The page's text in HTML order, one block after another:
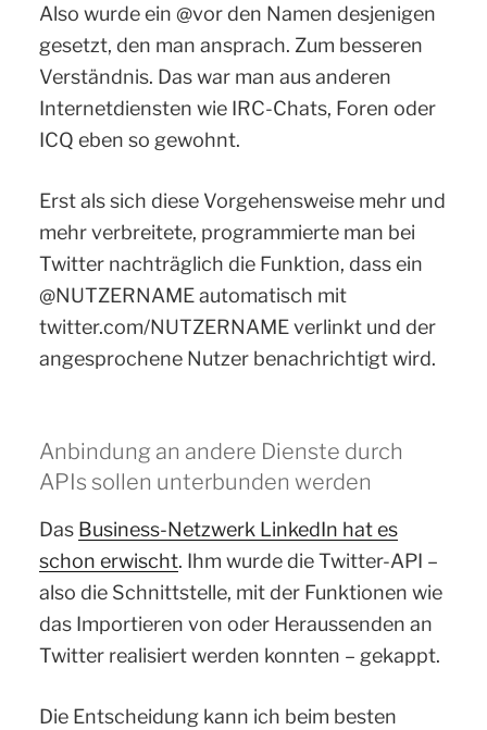
Also wurde ein @vor den Namen desjenigen
gesetzt, den man ansprach. Zum besseren
Verständnis. Das war man aus anderen
Internetdiensten wie IRC-Chats, Foren oder
ICQ eben so gewohnt.
Erst als sich diese Vorgehensweise mehr und
mehr verbreitete, programmierte man bei
Twitter nachträglich die Funktion, dass ein
@NUTZERNAME automatisch mit
twitter.com/NUTZERNAME verlinkt und der
angesprochene Nutzer benachrichtigt wird.
Anbindung an andere Dienste durch
APIs sollen unterbunden werden
Das Business-Netzwerk LinkedIn hat es
schon erwischt. Ihm wurde die Twitter-API –
also die Schnittstelle, mit der Funktionen wie
das Importieren von oder Heraussenden an
Twitter realisiert werden konnten – gekappt.
Die Entscheidung kann ich beim besten